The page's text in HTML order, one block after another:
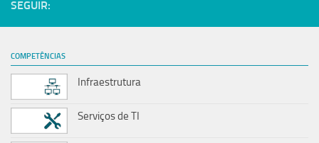
SEGUIR:
COMPETÊNCIAS
Infraestrutura
Serviços de TI